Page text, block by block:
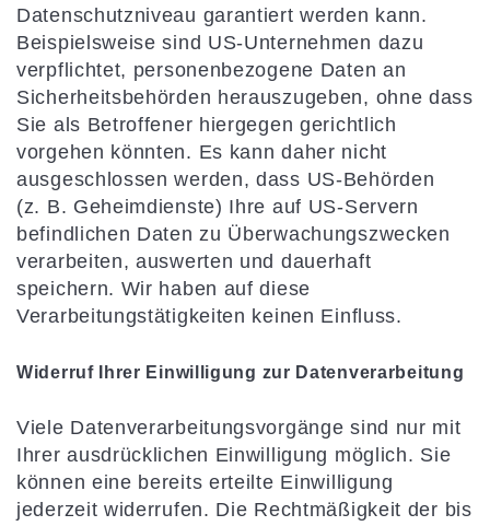
Datenschutzniveau garantiert werden kann.
Beispielsweise sind US-Unternehmen dazu
verpflichtet, personenbezogene Daten an
Sicherheitsbehörden herauszugeben, ohne dass
Sie als Betroffener hiergegen gerichtlich
vorgehen könnten. Es kann daher nicht
ausgeschlossen werden, dass US-Behörden
(z. B. Geheimdienste) Ihre auf US-Servern
befindlichen Daten zu Überwachungszwecken
verarbeiten, auswerten und dauerhaft
speichern. Wir haben auf diese
Verarbeitungstätigkeiten keinen Einfluss.
Widerruf Ihrer Einwilligung zur Datenverarbeitung
Viele Datenverarbeitungsvorgänge sind nur mit
Ihrer ausdrücklichen Einwilligung möglich. Sie
können eine bereits erteilte Einwilligung
jederzeit widerrufen. Die Rechtmäßigkeit der bis